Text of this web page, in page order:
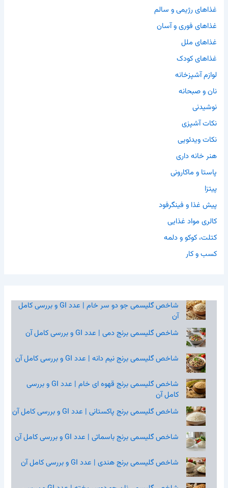
غذاهای رژیمی و سالم
غذاهای فوری و آسان
غذاهای ملل
غذاهای کودک
لوازم آشپزخانه
نان و صبحانه
نوشیدنی
نکات آشپزی
نکات ویدئویی
هنر خانه داری
پاستا و ماکارونی
پیتزا
پیش غذا و فینگرفود
کالری مواد غذایی
کتلت، کوکو و دلمه
کسب و کار
شاخص گلیسمی جو دو سر خام | عدد GI و بررسی کامل
آن
شاخص گلیسمی برنج دمی | عدد GI و بررسی کامل آن
شاخص گلیسمی برنج نیم‌ دانه | عدد GI و بررسی کامل آن
شاخص گلیسمی برنج قهوه‌ ای خام | عدد GI و بررسی
کامل آن
شاخص گلیسمی برنج پاکستانی | عدد GI و بررسی کامل آن
شاخص گلیسمی برنج باسماتی | عدد GI و بررسی کامل آن
شاخص گلیسمی برنج هندی | عدد GI و بررسی کامل آن